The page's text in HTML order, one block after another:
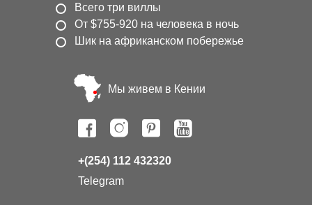
Всего три виллы
От $755-920 на человека в ночь
Шик на африканском побережье
Мы живем в Кении
+(254) 112 432320
Telegram